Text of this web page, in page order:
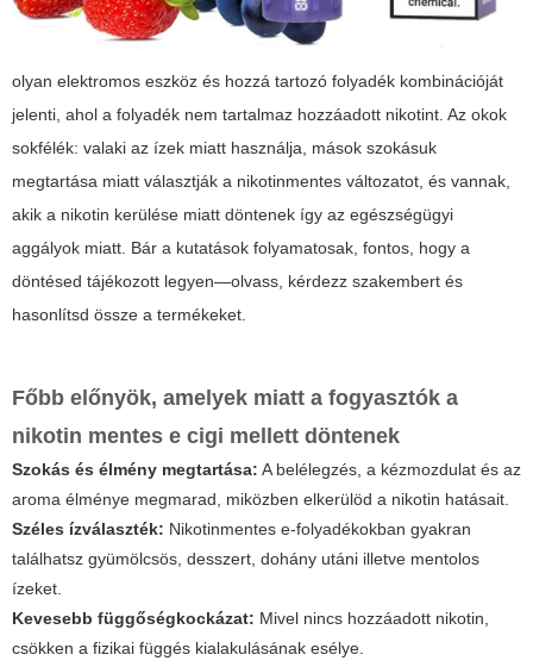
olyan elektromos eszköz és hozzá tartozó folyadék kombinációját
jelenti, ahol a folyadék nem tartalmaz hozzáadott nikotint. Az okok
sokfélék: valaki az ízek miatt használja, mások szokásuk
megtartása miatt választják a nikotinmentes változatot, és vannak,
akik a nikotin kerülése miatt döntenek így az egészségügyi
aggályok miatt. Bár a kutatások folyamatosak, fontos, hogy a
döntésed tájékozott legyen—olvass, kérdezz szakembert és
hasonlítsd össze a termékeket.
Főbb előnyök, amelyek miatt a fogyasztók a
nikotin mentes e cigi mellett döntenek
Szokás és élmény megtartása: A belélegzés, a kézmozdulat és az
aroma élménye megmarad, miközben elkerülöd a nikotin hatásait.
Széles ízválaszték: Nikotinmentes e-folyadékokban gyakran
találhatsz gyümölcsös, desszert, dohány utáni illetve mentolos
ízeket.
Kevesebb függőségkockázat: Mivel nincs hozzáadott nikotin,
csökken a fizikai függés kialakulásának esélye.